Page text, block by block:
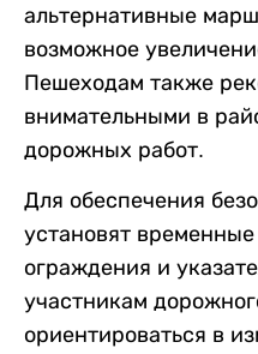
альтернативные
возможное
Пешеходам также
внимательными в
дорожных работ.
Для обеспечения
установят
ограждения и
участникам
ориентироваться в